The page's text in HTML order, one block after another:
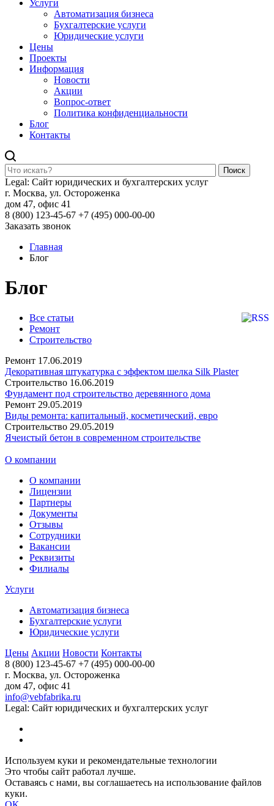
Услуги
Автоматизация бизнеса
Бухгалтерские услуги
Юридические услуги
Цены
Проекты
Информация
Новости
Акции
Вопрос-ответ
Политика конфиденциальности
Блог
Контакты
Поиск
Legal: Сайт юридических и бухгалтерских услуг
г. Москва, ул. Остороженка
дом 47, офис 41
8 (800) 123-45-67 +7 (495) 000-00-00
Заказать звонок
Главная
Блог
Блог
Все статьи
Ремонт
Строительство
Ремонт 17.06.2019
Декоративная штукатурка с эффектом шелка Silk Plaster
Строительство 16.06.2019
Фундамент под строительство деревянного дома
Ремонт 29.05.2019
Виды ремонта: капитальный, косметический, евро
Строительство 29.05.2019
Ячеистый бетон в современном строительстве
О компании
О компании
Лицензии
Партнеры
Документы
Отзывы
Сотрудники
Вакансии
Реквизиты
Филиалы
Услуги
Автоматизация бизнеса
Бухгалтерские услуги
Юридические услуги
Цены Акции Новости Контакты
8 (800) 123-45-67 +7 (495) 000-00-00
г. Москва, ул. Остороженка
дом 47, офис 41
info@vebfabrika.ru
Legal: Сайт юридических и бухгалтерских услуг
Используем куки и рекомендательные технологии
Это чтобы сайт работал лучше.
Оставаясь с нами, вы соглашаетесь на использование файлов
куки.